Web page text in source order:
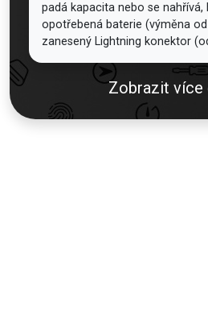
padá kapacita nebo se nahřívá,
opotřebená baterie (výměna
zanesený Lightning konektor
Zobrazit více